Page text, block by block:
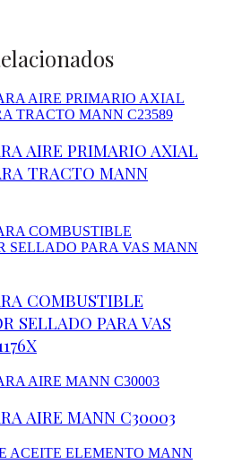
AIRE PRIMARIO AXIAL
TRACTO MANN
COMBUSTIBLE
SELLADO PARA VAS
AIRE MANN C30003